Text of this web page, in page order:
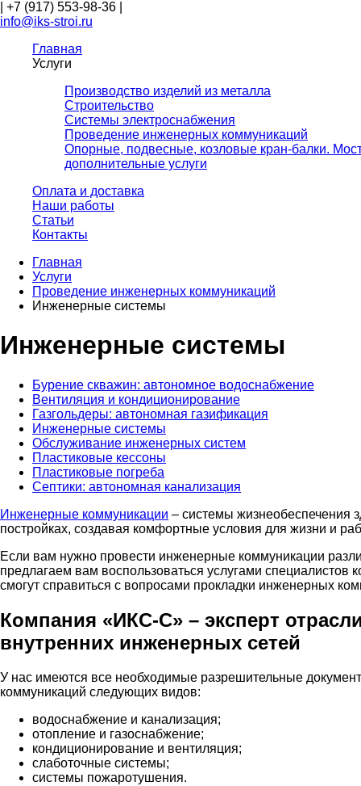
+7 (917) 553-98-36
info@iks-stroi.ru
Главная
Услуги
Производство изделий из металла
Строительство
Системы электроснабжения
Проведение инженерных коммуникаций
Опорные, подвесные, козловые кран-балки.
дополнительные услуги
Оплата и доставка
Наши работы
Статьи
Контакты
Главная
Услуги
Проведение инженерных коммуникаций
Инженерные системы
Инженерные системы
Бурение скважин: автономное водоснабжение
Вентиляция и кондиционирование
Газгольдеры: автономная газификация
Инженерные системы
Обслуживание инженерных систем
Пластиковые кессоны
Пластиковые погреба
Септики: автономная канализация
Инженерные коммуникации – системы жизнеобеспечения
постройках, создавая комфортные условия для жизни и
Если вам нужно провести инженерные коммуникации
предлагаем вам воспользоваться услугами
смогут справиться с вопросами прокладки инженерных
Компания «ИКС-С» – эксперт
внутренних инженерных сетей
У нас имеются все необходимые разрешительные
коммуникаций следующих видов:
водоснабжение и канализация;
отопление и газоснабжение;
кондиционирование и вентиляция;
слаботочные системы;
системы пожаротушения.